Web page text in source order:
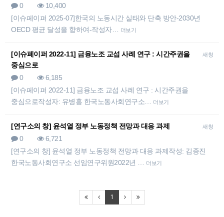
0
10,400
[이슈페이퍼 2025-07]한국의 노동시간 실태와 단축 방안-2030년
OECD 평균 달성을 향하여- 작성자…
더보기
새창
[이슈페이퍼 2022-11] 금융노조 교섭 사례 연구 : 시간주권을
중심으로
0
6,185
[이슈페이퍼 2022-11] 금융노조 교섭 사례 연구 : 시간주권을
중심으로작성자: 유병홍 한국노동사회연구소…
더보기
새창
[연구소의 창] 윤석열 정부 노동정책 전망과 대응 과제
0
6,721
[연구소의 창] 윤석열 정부 노동정책 전망과 대응 과제작성: 김종진
한국노동사회연구소 선임연구위원2022년 …
더보기
1